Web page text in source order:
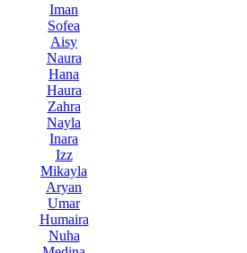
Iman
Sofea
Aisy
Naura
Hana
Haura
Zahra
Nayla
Inara
Izz
Mikayla
Aryan
Umar
Humaira
Nuha